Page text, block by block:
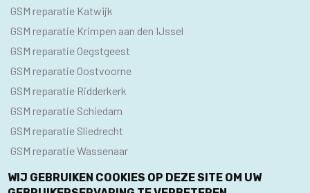
GSM reparatie Katwijk
GSM reparatie Krimpen aan den IJssel
GSM reparatie Oegstgeest
GSM reparatie Oostvoorne
GSM reparatie Ridderkerk
GSM reparatie Schiedam
GSM reparatie Sliedrecht
GSM reparatie Wassenaar
WIJ GEBRUIKEN COOKIES OP DEZE SITE OM UW